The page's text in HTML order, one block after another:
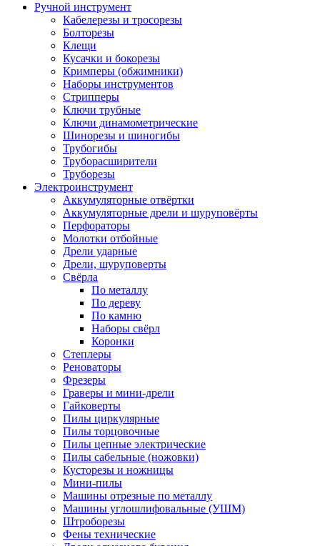
Ручной инструмент
Кабелерезы и тросорезы
Болторезы
Клещи
Кусачки и бокорезы
Кримперы (обжимники)
Наборы инструментов
Стрипперы
Ключи трубные
Ключи динамометрические
Шинорезы и шиногибы
Трубогибы
Труборасширители
Труборезы
Электроинструмент
Аккумуляторные отвёртки
Аккумуляторные дрели и шуруповёрты
Перфораторы
Молотки отбойные
Дрели ударные
Дрели, шуруповерты
Свёрла
По металлу
По дереву
По камню
Наборы свёрл
Коронки
Степлеры
Реноваторы
Фрезеры
Граверы и мини-дрели
Гайковерты
Пилы циркулярные
Пилы торцовочные
Пилы цепные электрические
Пилы сабельные (ножовки)
Кусторезы и ножницы
Мини-пилы
Машины отрезные по металлу
Машины углошлифовальные (УШМ)
Штроборезы
Фены технические